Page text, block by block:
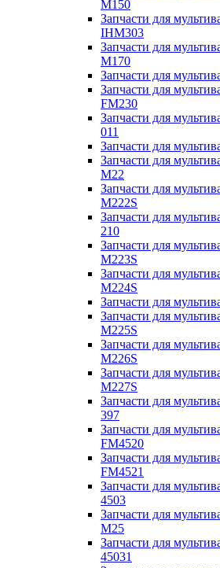
M150
Запчасти для
IHM303
Запчасти для
M170
Запчасти для
Запчасти для
FM230
Запчасти для
011
Запчасти для
Запчасти для
M22
Запчасти для
M222S
Запчасти для
210
Запчасти для
M223S
Запчасти для
M224S
Запчасти для
Запчасти для
M225S
Запчасти для
M226S
Запчасти для
M227S
Запчасти для
397
Запчасти для
FM4520
Запчасти для
FM4521
Запчасти для
4503
Запчасти для
M25
Запчасти для
45031